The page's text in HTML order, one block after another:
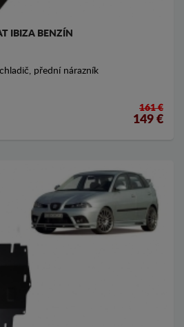
IBIZA BENZÍN
přední nárazník
161 €
149 €